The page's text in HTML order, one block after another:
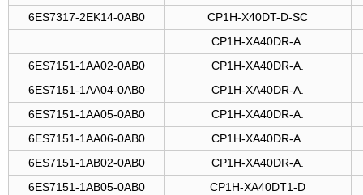
6ES7317-2EK14-0AB0
CP1H-X40DT-D-SC
CP1H-XA40DR-A.
6ES7151-1AA02-0AB0
CP1H-XA40DR-A.
6ES7151-1AA04-0AB0
CP1H-XA40DR-A.
6ES7151-1AA05-0AB0
CP1H-XA40DR-A.
6ES7151-1AA06-0AB0
CP1H-XA40DR-A.
6ES7151-1AB02-0AB0
CP1H-XA40DR-A.
6ES7151-1AB05-0AB0
CP1H-XA40DT1-D